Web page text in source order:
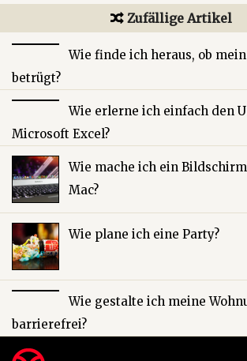
Zufällige Artikel
Wie finde ich heraus, ob
betrügt?
Wie erlerne ich einfach den
Microsoft Excel?
Wie mache ich ein
Mac?
Wie plane ich eine Party?
Wie gestalte ich meine
barrierefrei?